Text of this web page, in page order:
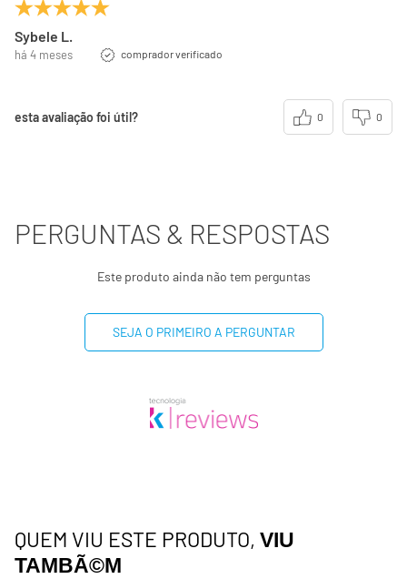
dependendo de suas necessidades energéticas
(**) valor diário não estabelecido
Sybele L.
há 4 meses comprador verificado
esta avaliação foi útil? 0 0
PERGUNTAS & RESPOSTAS
Este produto ainda não tem perguntas
SEJA O PRIMEIRO A PERGUNTAR
QUEM VIU ESTE PRODUTO, VIU
TAMBÃ©M